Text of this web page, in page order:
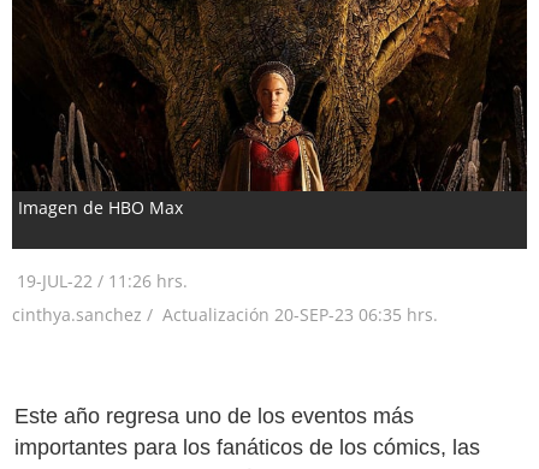
Imagen de HBO Max
19-JUL-22 / 11:26 hrs.
cinthya.sanchez / Actualización 20-SEP-23 06:35 hrs.
Este año regresa uno de los eventos más
importantes para los fanáticos de los cómics, las